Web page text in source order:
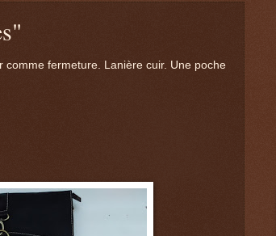
comme fermeture. Lanière cuir. Une poche